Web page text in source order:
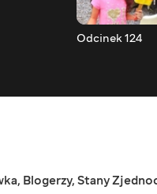
Odcinek 124
, Blogerzy, Stany